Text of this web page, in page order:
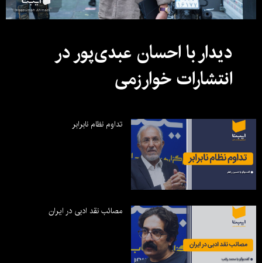
دیدار با احسان عبدی‌پور در
انتشارات خوارزمی
تداوم نظام نابرابر
مصائب نقد ادبی در ایران